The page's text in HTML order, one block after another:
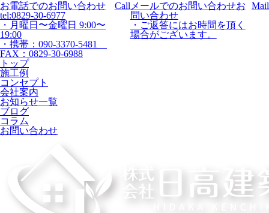
お電話でのお問い合わせ
tel:0829-30-6977
・月曜日〜金曜日 9:00〜
19:00
・携帯：090-3370-5481
FAX：0829-30-6988
Call メールでのお問い合わせお
問い合わせ
・ご返答にはお時間を頂く
場合がございます。
Mail
トップ
施工例
コンセプト
会社案内
お知らせ一覧
ブログ
コラム
お問い合わせ